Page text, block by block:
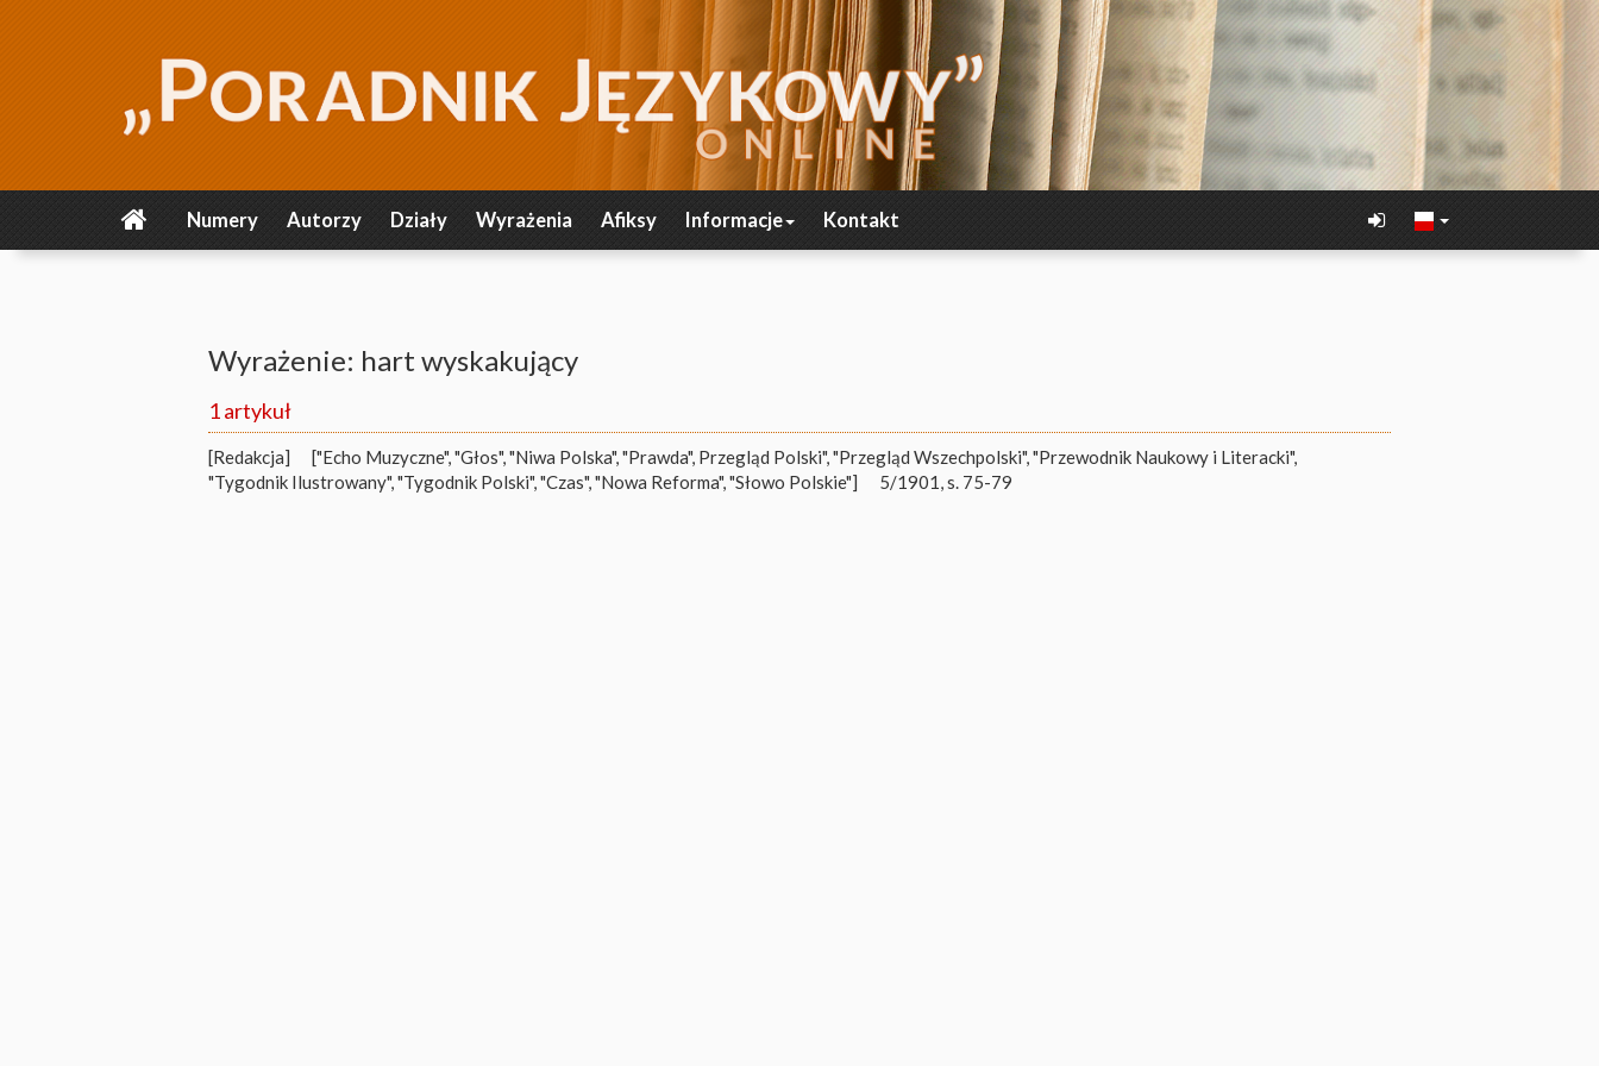
Numery Autorzy Działy Wyrażenia Afiksy Informacje Kontakt
Wyrażenie: hart wyskakujący
1 artykuł
[Redakcja]
["Echo Muzyczne", "Głos", "Niwa Polska", "Prawda", Przegląd Polski", "Przegląd Wszechpolski", "Przewodnik Naukowy i Literacki",
"Tygodnik Ilustrowany", "Tygodnik Polski", "Czas", "Nowa Reforma", "Słowo Polskie"]
5/1901, s. 75-79